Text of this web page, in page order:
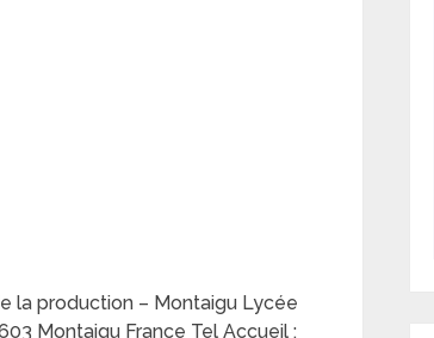
la production – Montaigu Lycée
Montaigu France Tel Accueil :